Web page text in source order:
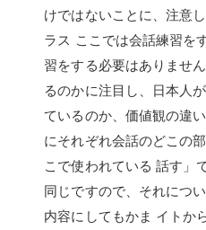
けではないことに、注意
ラス ここでは会話練習を
習をする必要はありませ
るのかに注目し、日本人
ているのか、価値観の違
にそれぞれ会話のどこの
こで使われている 話す」
同じですので、それにつ
内容にしてもかま イトか